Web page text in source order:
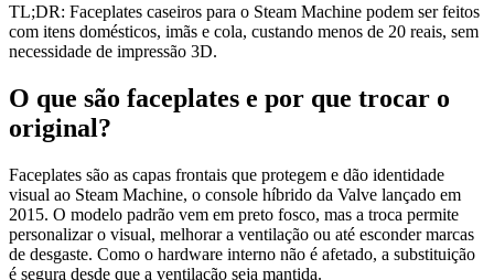
TL;DR: Faceplates caseiros para o Steam Machine podem ser feitos
com itens domésticos, imãs e cola, custando menos de 20 reais, sem
necessidade de impressão 3D.
O que são faceplates e por que trocar o
original?
Faceplates são as capas frontais que protegem e dão identidade
visual ao Steam Machine, o console híbrido da Valve lançado em
2015. O modelo padrão vem em preto fosco, mas a troca permite
personalizar o visual, melhorar a ventilação ou até esconder marcas
de desgaste. Como o hardware interno não é afetado, a substituição
é segura desde que a ventilação seja mantida.